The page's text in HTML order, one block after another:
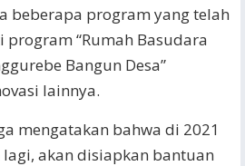
beberapa program yang telah
“Rumah Basudara
Bangun Desa”
lainnya.
mengatakan bahwa di 2021
akan disiapkan bantuan